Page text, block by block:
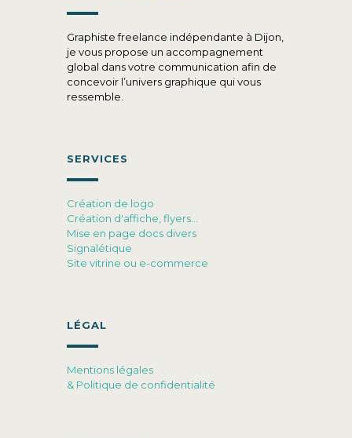
Graphiste freelance indépendante à Dijon,
je vous propose un accompagnement
global dans votre communication afin de
concevoir l’univers graphique qui vous
ressemble.
SERVICES
Création de logo
Création d'affiche, flyers…
Mise en page docs divers
Signalétique
Site vitrine ou e-commerce
LÉGAL
Mentions légales
& Politique de confidentialité